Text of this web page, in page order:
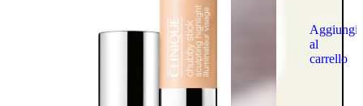
Aggiungi
al
carrello